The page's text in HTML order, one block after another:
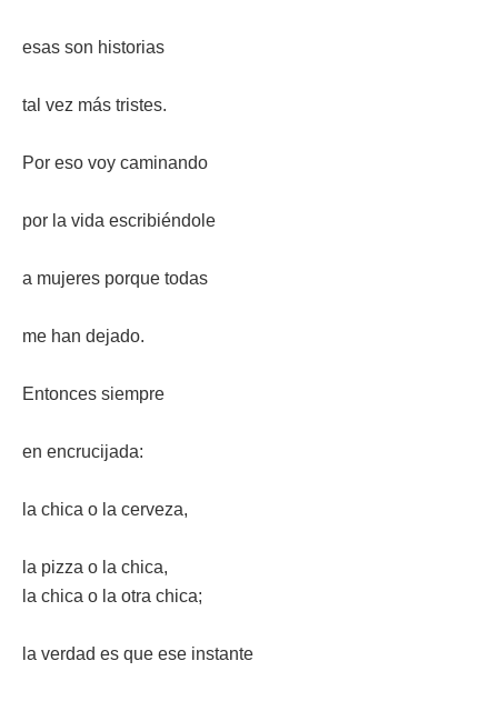
esas son historias
tal vez más tristes.
Por eso voy caminando
por la vida escribiéndole
a mujeres porque todas
me han dejado.
Entonces siempre
en encrucijada:
la chica o la cerveza,
la pizza o la chica,
la chica o la otra chica;
la verdad es que ese instante